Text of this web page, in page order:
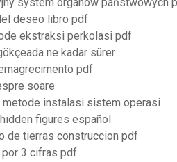
deseo libro pdf
ekstraksi perkolasi pdf
ne kadar sürer
pdf
soare
instalasi sistem operasi
figures español
de tierras construccion pdf
3 cifras pdf